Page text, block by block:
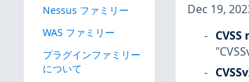
Nessus ファミリー
WAS ファミリー
プラグインファミリー
について
Dec 19,